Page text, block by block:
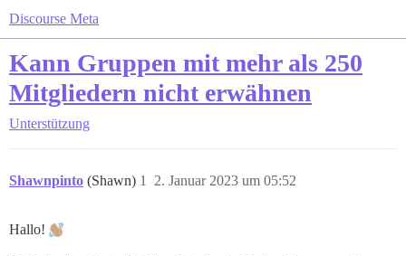
Discourse Meta
Kann Gruppen mit mehr als 250
Mitgliedern nicht erwähnen
Unterstützung
Shawnpinto (Shawn) 2. Januar 2023 um 05:52
1
Hallo!